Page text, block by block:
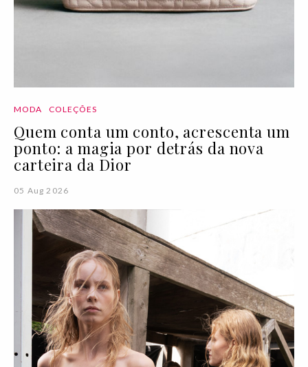
MODA COLEÇÕES
Quem conta um conto, acrescenta um
ponto: a magia por detrás da nova
carteira da Dior
05 Aug 2026